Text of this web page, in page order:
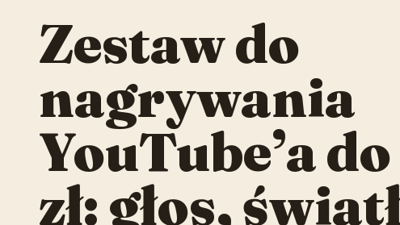
Zestaw do
nagrywania
YouTube’a
zł: głos,